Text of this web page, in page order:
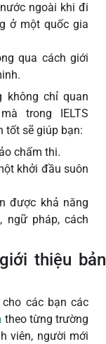
ngoài khi đi
ở một quốc gia
qua cách giới
không chỉ quan
trong IELTS
tốt sẽ giúp bạn:
chấm thi.
khởi đầu suôn
được khả năng
ngữ pháp, cách
thiệu bản
các bạn các
theo từng trường
viên, người mới